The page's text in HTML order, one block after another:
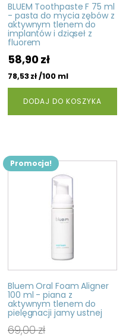
BLUEM Toothpaste F 75 ml
- pasta do mycia zębów z
aktywnym tlenem do
implantów i dziąseł z
fluorem
58,90zł
78,53zł/100 ml
DODAJ DO KOSZYKA
Promocja!
Bluem Oral Foam Aligner
100 ml - piana z
aktywnym tlenem do
pielęgnacji jamy ustnej
69,00zł